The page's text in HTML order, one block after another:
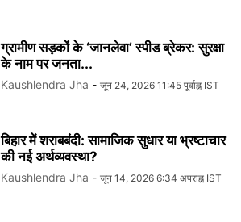
ग्रामीण सड़कों के ‘जानलेवा’ स्पीड ब्रेकर: सुरक्षा
के नाम पर जनता...
Kaushlendra Jha - जून 24, 2026 11:45 पूर्वाह्न IST
बिहार में शराबबंदी: सामाजिक सुधार या भ्रष्टाचार
की नई अर्थव्यवस्था?
Kaushlendra Jha - जून 14, 2026 6:34 अपराह्न IST